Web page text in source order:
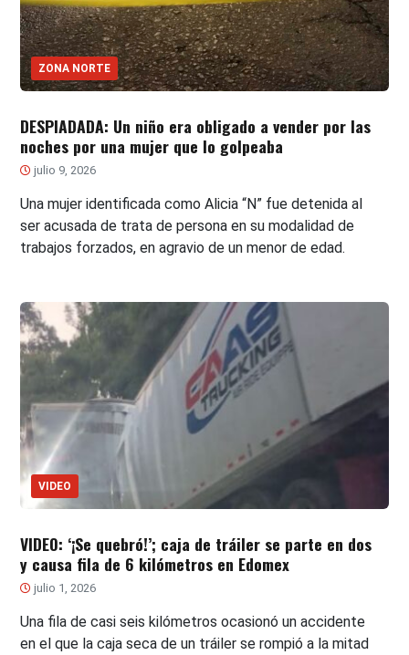
ZONA NORTE
DESPIADADA: Un niño era obligado a vender por las
noches por una mujer que lo golpeaba
julio 9, 2026
Una mujer identificada como Alicia “N” fue detenida al
ser acusada de trata de persona en su modalidad de
trabajos forzados, en agravio de un menor de edad.
VIDEO
VIDEO: ‘¡Se quebró!’; caja de tráiler se parte en dos
y causa fila de 6 kilómetros en Edomex
julio 1, 2026
Una fila de casi seis kilómetros ocasionó un accidente
en el que la caja seca de un tráiler se rompió a la mitad